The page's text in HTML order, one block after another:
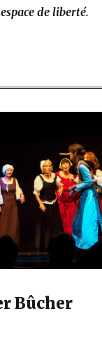
de liberté.
Bûcher